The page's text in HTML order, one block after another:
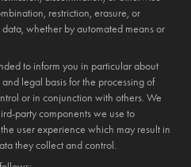
restriction, erasure, or
whether by automated means or
to inform you in particular about
legal basis for the processing of
or in conjunction with others. We
party components we use to
user experience which may result in
they collect and control.